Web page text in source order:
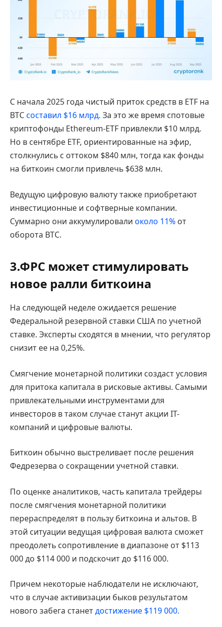
С начала 2025 года чистый приток средств в ETF на
BTCсоставил $16 млрд. За это же время спотовые
криптофонды Ethereum-ETF привлекли $10 млрд.
Но в сентябре ETF, ориентированные на эфир,
столкнулись с оттоком $840 млн, тогда как фонды
на биткоин смогли привлечь $638 млн.
Ведущую цифровую валюту также приобретают
инвестиционные и софтверные компании.
Суммарно они аккумулировали около 11% от
оборота BTC.
3.ФРС может стимулировать
новое ралли биткоина
На следующей неделе ожидается решение
Федеральной резервной ставки США по учетной
ставке. Эксперты сходятся в мнении, что регулятор
снизит ее на 0,25%.
Смягчение монетарной политики создаст условия
для притока капитала в рисковые активы. Самыми
привлекательными инструментами для
инвесторов в таком случае станут акции IT-
компаний и цифровые валюты.
Биткоин обычно выстреливает после решения
Федрезерва о сокращении учетной ставки.
По оценке аналитиков, часть капитала трейдеры
после смягчения монетарной политики
перераспределят в пользу биткоина и альтов. В
этой ситуации ведущая цифровая валюта сможет
преодолеть сопротивление в диапазоне от $113
000 до $114 000 и подскочит до $116 000.
Причем некоторые наблюдатели не исключают,
что в случае активизации быков результатом
нового забега станетдостижение $119 000.